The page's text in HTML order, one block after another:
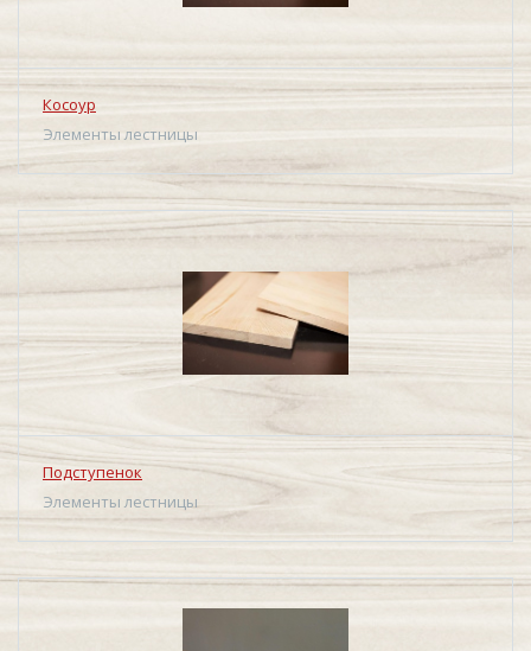
Косоур
Элементы лестницы
Подступенок
Элементы лестницы